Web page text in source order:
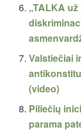
„TALKA
Valstiečiai
(video)
Piliečių
parama